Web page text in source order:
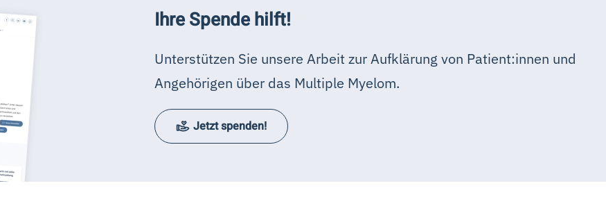
Ihre Spende hilft!
Unterstützen Sie unsere Arbeit zur Aufklärung von Patient:innen und
Angehörigen über das Multiple Myelom.
Jetzt spenden!